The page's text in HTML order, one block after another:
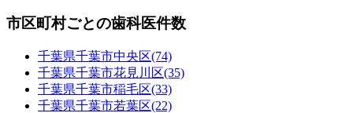
市区町村ごとの歯科医件数
千葉県千葉市中央区(74)
千葉県千葉市花見川区(35)
千葉県千葉市稲毛区(33)
千葉県千葉市若葉区(22)